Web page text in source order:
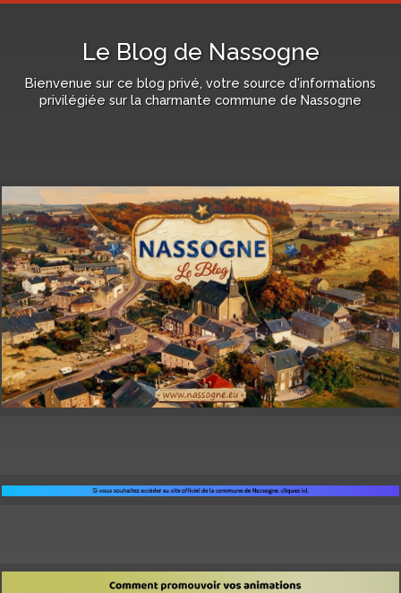
Le Blog de Nassogne
Bienvenue sur ce blog privé, votre source d'informations
privilégiée sur la charmante commune de Nassogne